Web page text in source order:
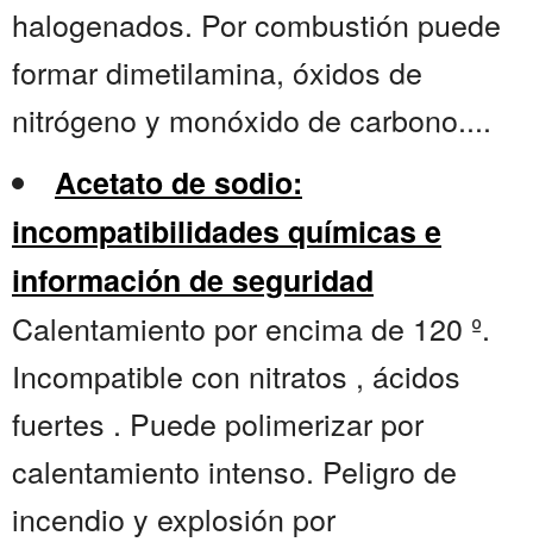
halogenados. Por combustión puede
formar dimetilamina, óxidos de
nitrógeno y monóxido de carbono....
Acetato de sodio:
incompatibilidades químicas e
información de seguridad
Calentamiento por encima de 120 º.
Incompatible con nitratos , ácidos
fuertes . Puede polimerizar por
calentamiento intenso. Peligro de
incendio y explosión por